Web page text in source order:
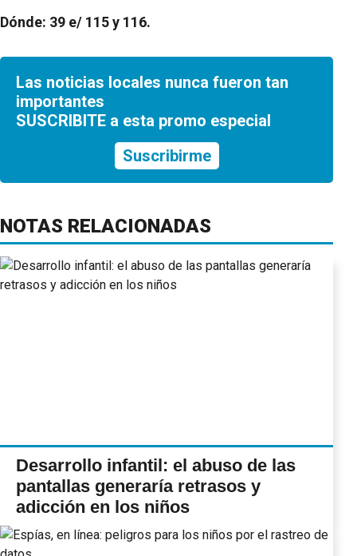
Dónde: 39 e/ 115 y 116.
Las noticias locales nunca fueron tan
importantes
SUSCRIBITE a esta promo especial
Suscribirme
NOTAS RELACIONADAS
Desarrollo infantil: el abuso de las
pantallas generaría retrasos y
adicción en los niños